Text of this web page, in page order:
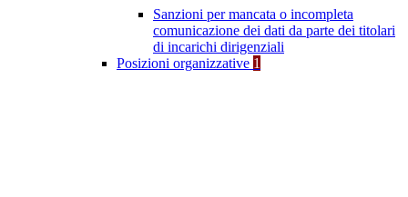
Sanzioni per mancata o incompleta
comunicazione dei dati da parte dei titolari
di incarichi dirigenziali
Posizioni organizzative 1